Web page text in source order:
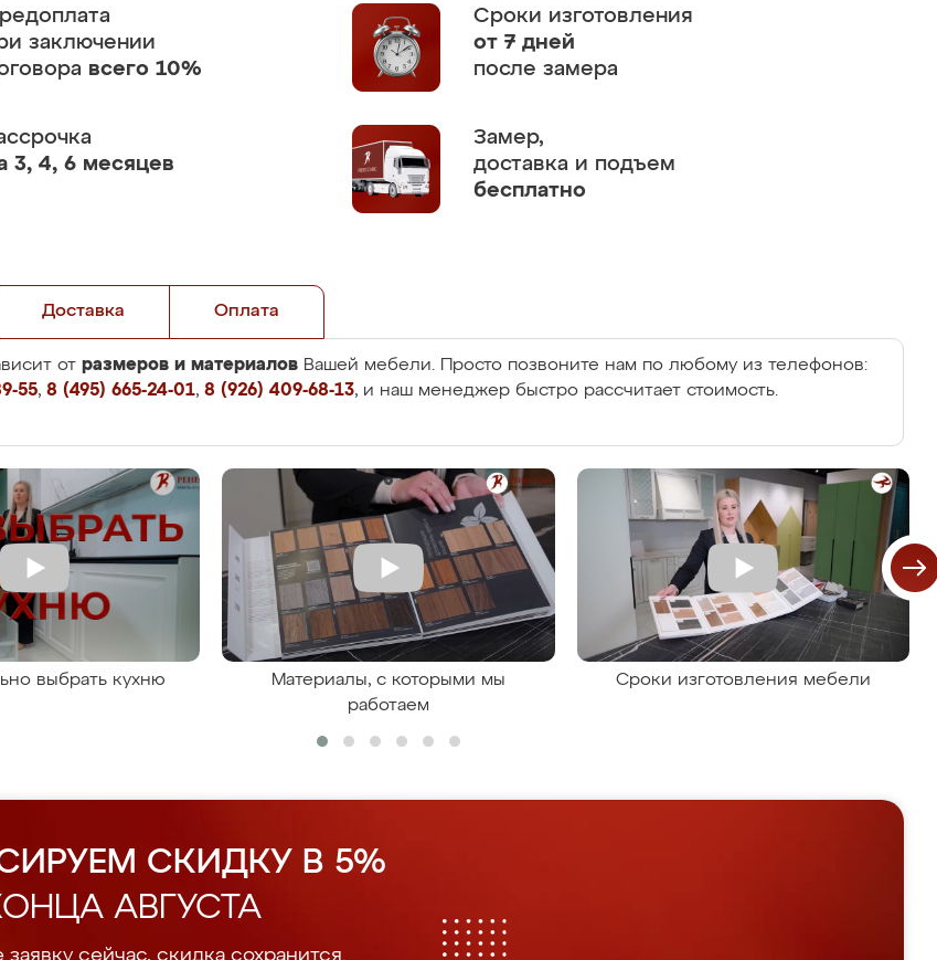
заключении
всего 10%
Сроки изготовления
от 7 дней
после замера
3, 4, 6 месяцев
Замер,
доставка и подъем
бесплатно
Доставка Оплата
от размеров и материалов Вашей мебели. Просто позвоните нам по любому из телефонов:
55, 8 (495) 665-24-01, 8 (926) 409-68-13, и наш менеджер быстро рассчитает стоимость.
выбрать кухню
Материалы, с которыми мы
работаем
Сроки изготовления мебели
СКИДКУ В 5%
АВГУСТА
заявку сейчас, скидка сохранится.